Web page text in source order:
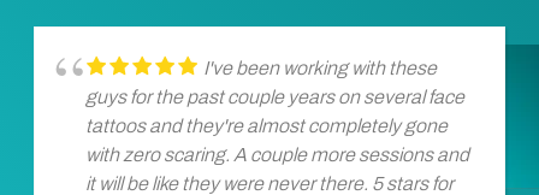
I've been working with these
guys for the past couple years on several face
tattoos and they're almost completely gone
with zero scaring. A couple more sessions and
it will be like they were never there. 5 stars for